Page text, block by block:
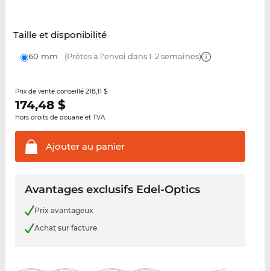
Taille et disponibilité
60 mm (Prêtes à l'envoi dans 1-2 semaines)
Prix de vente conseillé 218,11 $
174,48$
Hors droits de douane et TVA
Ajouter au panier
Avantages exclusifs Edel-Optics
Prix avantageux
Achat sur facture